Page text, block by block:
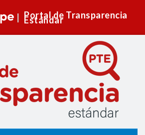
Portal de Transparencia
Estándar